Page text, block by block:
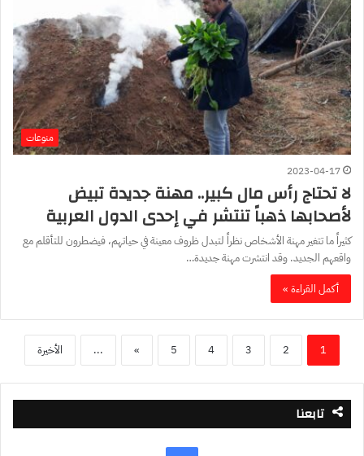
منوعات
2023-04-17
لا تحتاج رأس مال كبير.. مهنة جديدة تبيض
لأصحابها ذهباً تنتشر في إحدى الدول العربية
كثيراً ما تتغير مهنة الأشخاص نظراً لتبدل ظروف معينة في حياتهم، فيضطرون للتأقلم مع
واقعهم الجديد. وقد انتشرت مهنة جديدة…
أكمل القراءة »
1
2
3
4
5
»
... الأخيرة
تابعنا